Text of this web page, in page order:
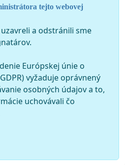
bytom: Tomášikova 5, 040 01
bytom: Ul. Pokroku 7, 040
bytom: číslo domu 82, 044 55
poverená zastupovaním
moci a zastupovaním v styku
tejto webovej
a odstránili sme
Európskej únie o
vyžaduje oprávnený
osobných údajov a to,
uchovávali čo